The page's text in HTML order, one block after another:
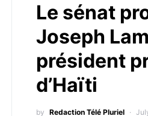
Le sénat
Joseph
président
d’Haïti
by Redaction Télé Pluriel